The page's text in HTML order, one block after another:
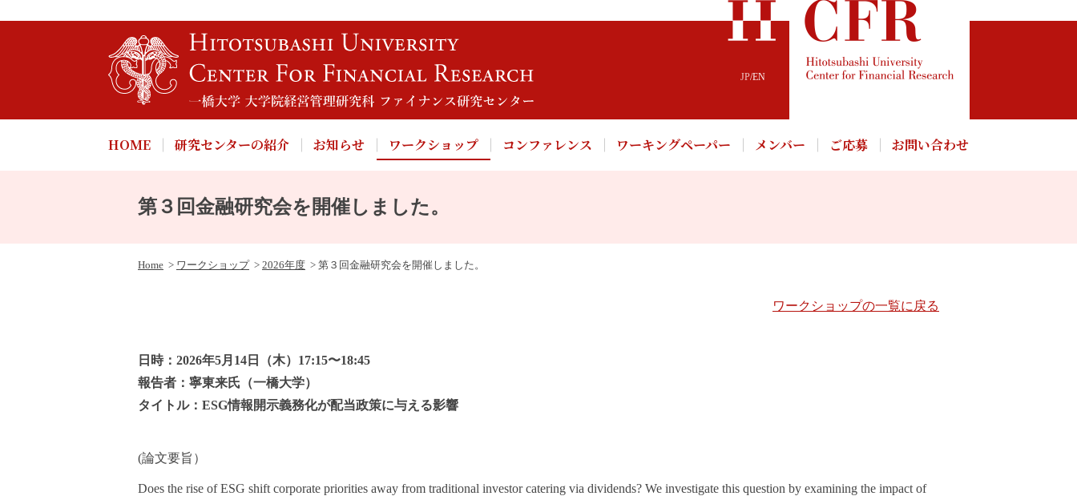
JP/EN
HOME 研究センターの紹介 お知らせ ワークショップ コンファレンス ワーキングペーパー メンバー ご応募 お問い合わせ
第３回金融研究会を開催しました。
Home ワークショップ 2026年度 第３回金融研究会を開催しました。
ワークショップの一覧に戻る
日時：2026年5月14日（木）17:15〜18:45
報告者： 寧東来氏（一橋大学）
タイトル： ESG情報開示義務化が配当政策に与える影響
(論文要旨）
Does the rise of ESG shift corporate priorities away from traditional investor catering via dividends? We investigate this question by examining the impact of